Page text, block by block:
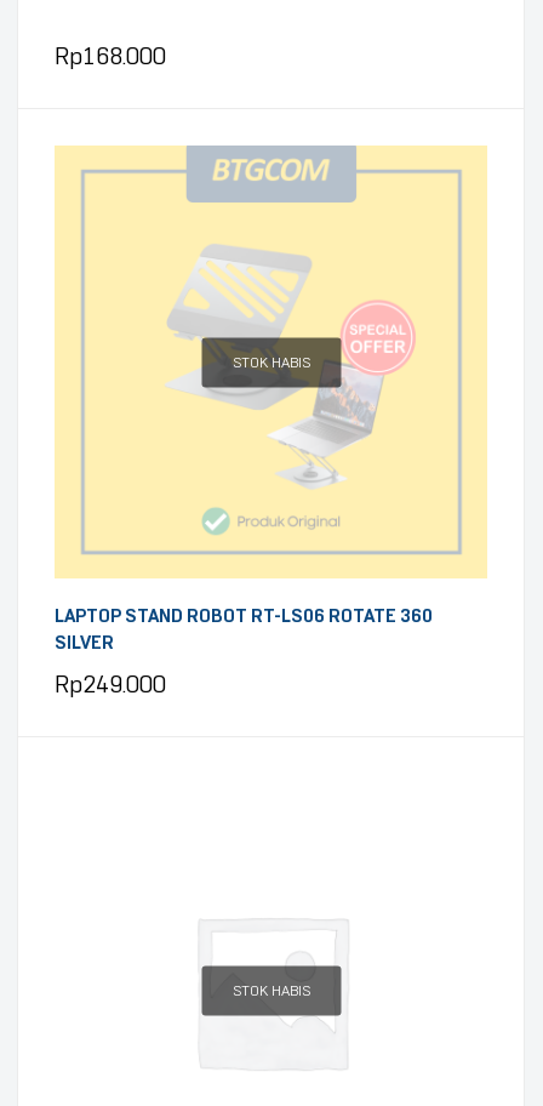
Rp168.000
STOK HABIS
LAPTOP STAND ROBOT RT-LS06 ROTATE 360
SILVER
Rp249.000
STOK HABIS